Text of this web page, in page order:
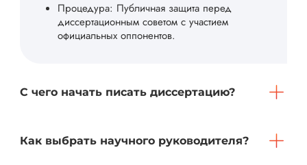
Процедура: Публичная защита перед
диссертационным советом с участием
официальных оппонентов.
С чего начать писать диссертацию?
Как выбрать научного руководителя?